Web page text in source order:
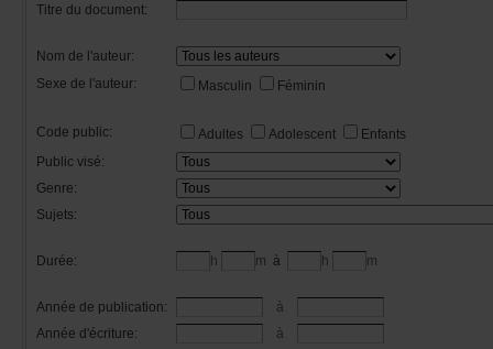
Titredudocument:
Nomdel'auteur:
Sexedel'auteur:
Masculin Féminin
Codepublic: Adultes Adolescent
Enfants
Publicvisé:
Genre:
Sujets:
Durée: h m à h m
Annéedepublication:
à
Annéed'écriture:
à